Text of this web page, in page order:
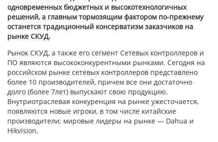
одновременных бюджетных и высокотехнологичных
решений, а главным тормозящим фактором по-прежнему
останется традиционный консерватизм заказчиков на
рынке СКУД.
Рынок СКУД, а также его сегмент Сетевых контроллеров и
ПО являются высококонкурентными рынками. Сегодня на
российском рынке сетевых контроллеров представлено
более 10 производителей, причем все они достаточно
долго (более 7лет) выпускают свою продукцию.
Внутриотраслевая конкуренция на рынке ужесточается,
появляются новые игроки, в том числе китайские
производители; мировые лидеры на рынке — Dahua и
Hikvision.